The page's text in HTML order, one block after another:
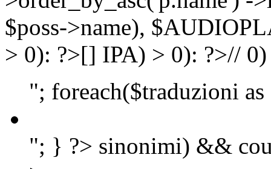
$poss->name),
> 0): ?>[] IPA) > 0): ?>//
"; foreach($traduzioni
"; } ?> sinonimi) &&